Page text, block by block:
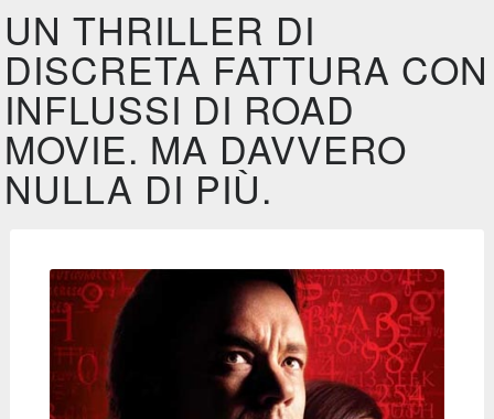
UN THRILLER DI
DISCRETA FATTURA CON
INFLUSSI DI ROAD
MOVIE. MA DAVVERO
NULLA DI PIÙ.